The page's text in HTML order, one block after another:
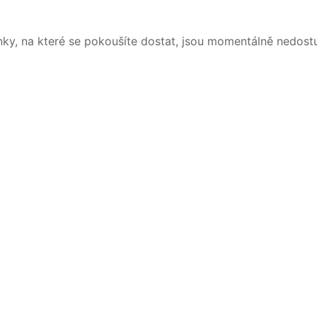
na které se pokoušíte dostat, jsou momentálně